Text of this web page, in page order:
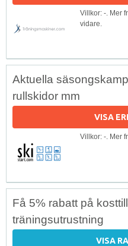
Villkor: -. Mer
vidare.
Aktuella
rullskidor mm
VISA
Villkor: -. Mer
Få 5% rabatt på
träningsutrustning
VISA